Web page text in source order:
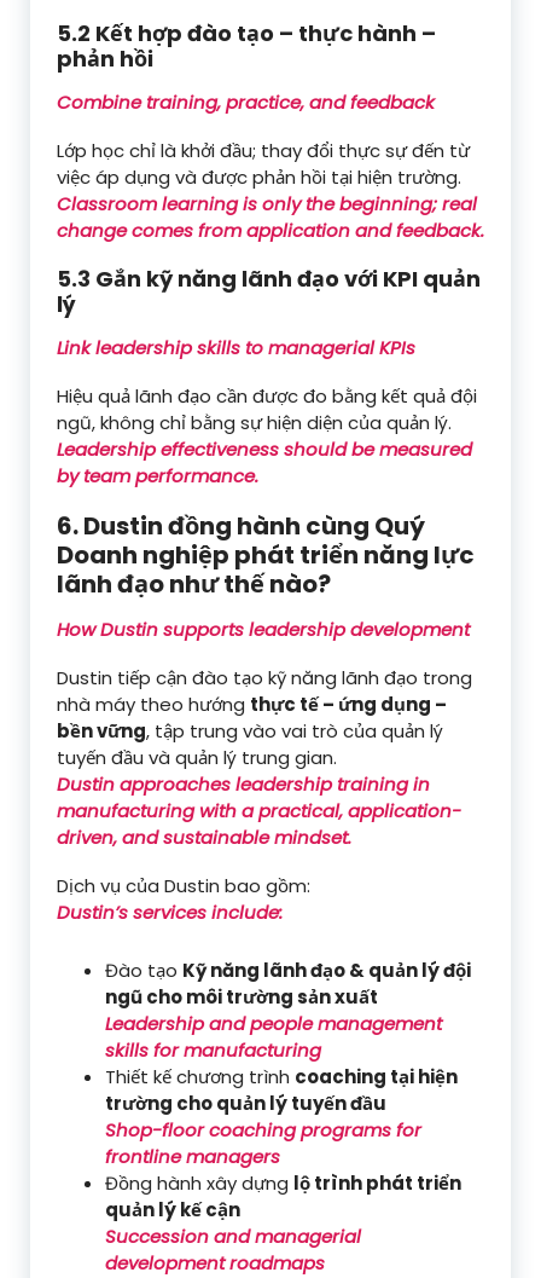
5.2 Kết hợp đào tạo – thực hành –
phản hồi
Combine training, practice, and feedback
Lớp học chỉ là khởi đầu; thay đổi thực sự đến từ
việc áp dụng và được phản hồi tại hiện trường.
Classroom learning is only the beginning; real
change comes from application and feedback.
5.3 Gắn kỹ năng lãnh đạo với KPI quản
lý
Link leadership skills to managerial KPIs
Hiệu quả lãnh đạo cần được đo bằng kết quả đội
ngũ, không chỉ bằng sự hiện diện của quản lý.
Leadership effectiveness should be measured
by team performance.
6. Dustin đồng hành cùng Quý
Doanh nghiệp phát triển năng lực
lãnh đạo như thế nào?
How Dustin supports leadership development
Dustin tiếp cận đào tạo kỹ năng lãnh đạo trong
nhà máy theo hướng thực tế – ứng dụng –
bền vững, tập trung vào vai trò của quản lý
tuyến đầu và quản lý trung gian.
Dustin approaches leadership training in
manufacturing with a practical, application-
driven, and sustainable mindset.
Dịch vụ của Dustin bao gồm:
Dustin’s services include:
Đào tạo Kỹ năng lãnh đạo & quản lý đội
ngũ cho môi trường sản xuất
Leadership and people management
skills for manufacturing
Thiết kế chương trình coaching tại hiện
trường cho quản lý tuyến đầu
Shop-floor coaching programs for
frontline managers
Đồng hành xây dựng lộ trình phát triển
quản lý kế cận
Succession and managerial
development roadmaps